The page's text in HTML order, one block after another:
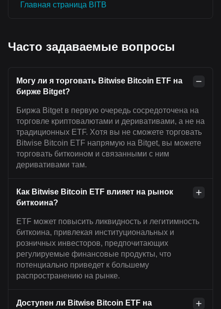
Главная страница BITB
Часто задаваемые вопросы
Могу ли я торговать Bitwise Bitcoin ETF на
бирже Bitget?
Биржа Bitget в первую очередь сосредоточена на
торговле криптовалютами и деривативами, а не на
традиционных ETF. Хотя вы не сможете торговать
Bitwise Bitcoin ETF напрямую на Bitget, вы можете
торговать биткоином и связанными с ним
деривативами там.
Как Bitwise Bitcoin ETF влияет на рынок
биткоина?
ETF может повысить ликвидность и легитимность
биткоина, привлекая институциональных и
розничных инвесторов, предпочитающих
регулируемые финансовые продукты, что
потенциально приведет к большему
распространению на рынке.
Доступен ли Bitwise Bitcoin ETF на